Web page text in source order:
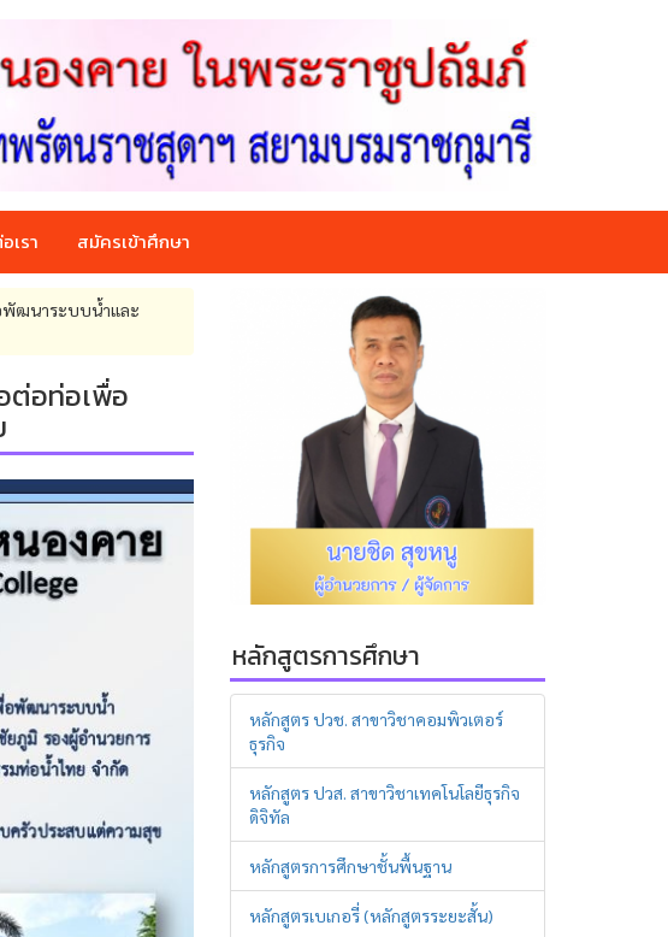
เรา สมัครเข้าศึกษา
พัฒนาระบบน้ำและ
ต่อท่อเพื่อ
หลักสูตรการศึกษา
หลักสูตร ปวช. สาขาวิชาคอมพิวเตอร์
ธุรกิจ
หลักสูตร ปวส. สาขาวิชาเทคโนโลยีธุรกิจ
ดิจิทัล
หลักสูตรการศึกษาชั้นพื้นฐาน
หลักสูตรเบเกอรี่ (หลักสูตรระยะสั้น)